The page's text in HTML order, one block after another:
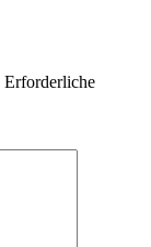
Erforderliche